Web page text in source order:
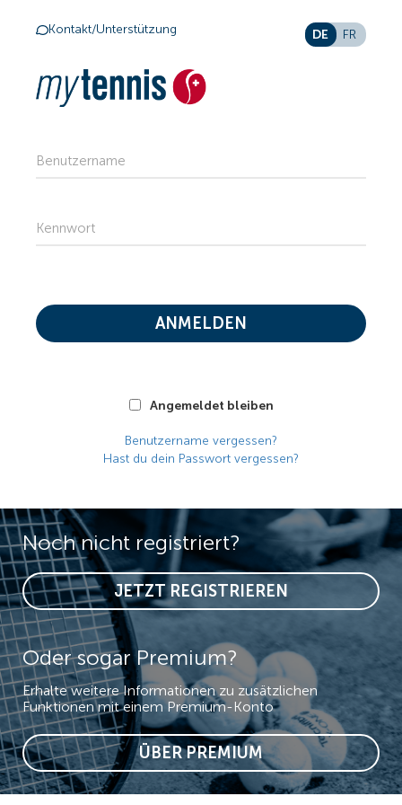
Noch nicht registriert?
JETZT REGISTRIEREN
Oder sogar Premium?
Erhalte weitere Informationen zu zusätzlichen
Funktionen mit einem Premium-Konto
ÜBER PREMIUM
Kontakt/Unterstützung DE FR
Benutzername
Kennwort
Angemeldet bleiben
ANMELDEN
Benutzername vergessen?
Hast du dein Passwort vergessen?